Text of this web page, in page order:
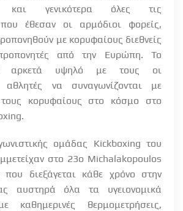
και γενικότερα όλες τις
έθεσαν οι αρμόδιοι φορείς,
με κορυφαίους διεθνείς
από την Ευρώπη. Το
αρκετά υψηλό με τους οι
αθλητές να συναγωνίζονται με
κορυφαίους στο κόσμο στο
ομάδας Kickboxing του
στο 23ο Michalakopoulos
διεξάγεται κάθε χρόνο στην
αυστηρά όλα τα υγειονομικά
καθημερινές θερμομετρήσεις,